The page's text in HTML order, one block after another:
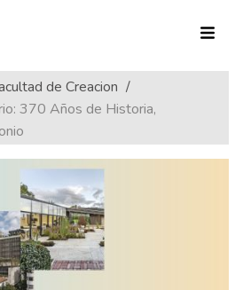
de Creacion
370 Años de Historia,